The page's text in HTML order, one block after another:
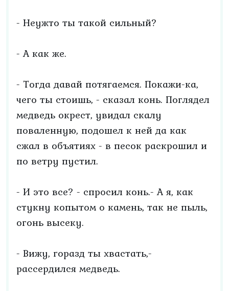
- Неужто ты такой сильный?
- А как же.
- Тогда давай потягаемся. Покажи-ка,
чего ты стоишь, - сказал конь. Поглядел
медведь окрест, увидал скалу
поваленную, подошел к ней да как
сжал в объятиях - в песок раскрошил и
по ветру пустил.
- И это все? - спросил конь.- А я, как
стукну копытом о камень, так не пыль,
огонь высеку.
- Вижу, горазд ты хвастать,-
рассердился медведь.